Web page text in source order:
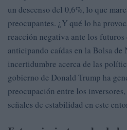
un descenso del 0,6%, lo que
preocupantes. ¿Y qué lo ha
reacción negativa ante los futuros
anticipando caídas en la Bolsa de
incertidumbre acerca de las
gobierno de Donald Trump ha
preocupación entre los
señales de estabilidad en este